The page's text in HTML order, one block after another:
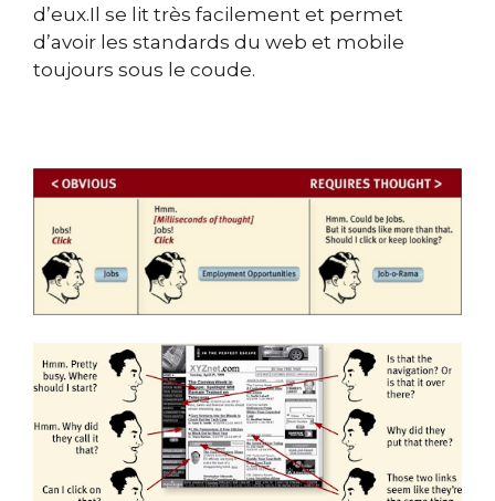
d’eux.Il se lit très facilement et permet
d’avoir les standards du web et mobile
toujours sous le coude.